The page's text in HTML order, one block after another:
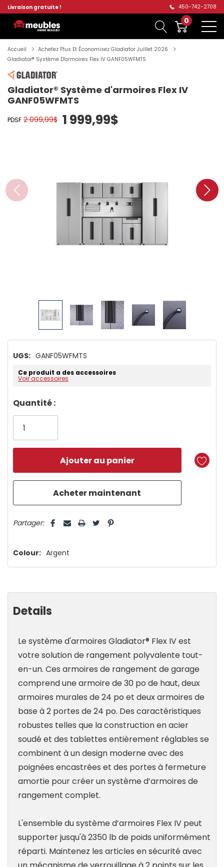
Livraison gratuite ! 450-742-2708
0
Accueil
Achetez Plus Et Économisez Gladiator Juillet 2026
Gladiator® Système D'armoires Flex IV GANF05WFMTS
Gladiator® Système d'armoires Flex IV
GANF05WFMTS
PDSF 2 099,99$ 1 999,99$
UGS: GANF05WFMTS
Ce produit a des accessoires
Voir accessoires
Dépêchez-
vous!
plus
Quantité :
Partager:
Colour: Argent
Details
Le système d'armoires Gladiator® Flex IV est
votre solution de rangement polyvalente tout-
en-un. Ces armoires de rangement de garage
comprend une armoire de 30 po de haut, deux
armoires murales de 24 po et deux armoires de
base à 2 portes de 24 po. Des caractéristiques
robustes telles que la construction en acier
soudé et des tablettes entièrement réglables se
combinent à un design moderne avec des
poignées encastrées et des portes à fermeture
amortie pour créer un système d’armoires de
rangement complet.
L'ensemble du système d’armoires Flex IV peut
supporter jusqu'à 2350 lb de poids uniformément
réparti. Maintenez les articles en sécurité avec